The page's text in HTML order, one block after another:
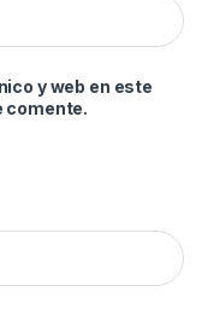
y web en este
comente.